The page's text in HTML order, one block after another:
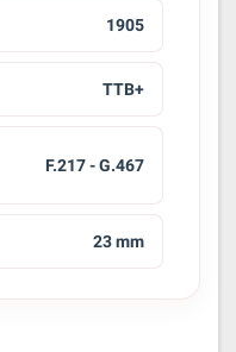
1905
TTB+
F.217 - G.467
23 mm